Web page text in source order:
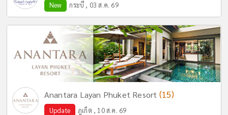
New กระบี่ , 03 ส.ค. 69
Anantara Layan Phuket Resort (15)
Update ภูเก็ต , 10 ส.ค. 69